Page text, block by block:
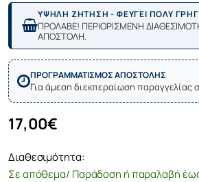
ΥΨΗΛΗ ΖΗΤΗΣΗ - ΦΕΥΓΕΙ ΠΟΛΥ
ΠΡΟΛΑΒΕ! ΠΕΡΙΟΡΙΣΜΕΝΗ
ΑΠΟΣΤΟΛΗ.
ΠΡΟΓΡΑΜΜΑΤΙΣΜΟΣ ΑΠΟΣΤΟΛΗΣ
Για άμεση διεκπεραίωση παραγγελίας
Διαθεσιμότητα:
Σε απόθεμα/ Παράδοση ή παραλαβή
17,00€